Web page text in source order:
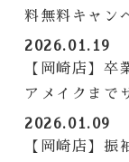
料無料キャン
2026.01.19
【岡崎店】卒
アメイクまで
2026.01.09
【岡崎店】